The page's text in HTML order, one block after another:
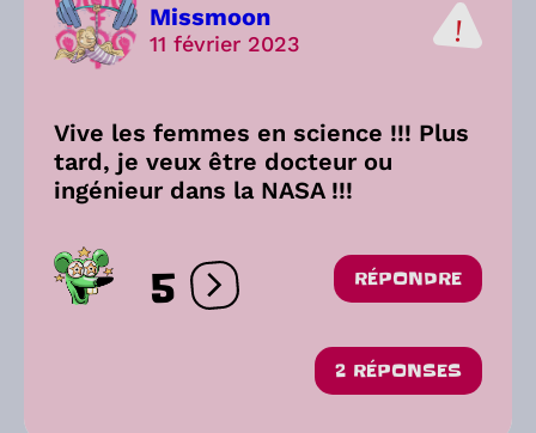
Missmoon
11 février 2023
Vive les femmes en science !!! Plus
tard, je veux être docteur ou
ingénieur dans la NASA !!!
5 Ouvrir les réactions
RÉPONDRE
2 RÉPONSES